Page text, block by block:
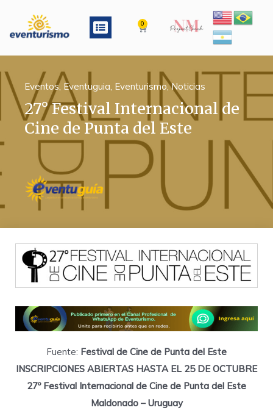
contenido
Menu 0 Cart
Eventos, Eventuguia, Eventurismo,Noticias
27° Festival Internacional de
Cine de Punta del Este
Fuente: Festival de Cine de Punta del Este
INSCRIPCIONES ABIERTAS HASTA EL 25 DE OCTUBRE
27º Festival Internacional de Cine de Punta del Este
Maldonado – Uruguay